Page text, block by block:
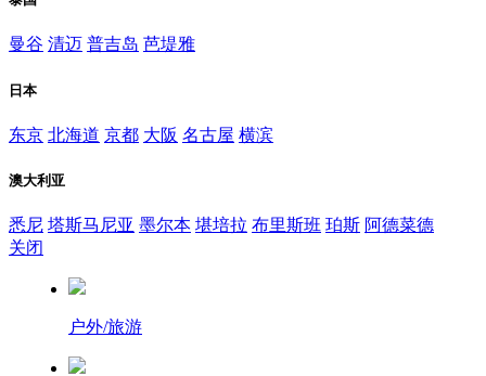
曼谷 清迈 普吉岛 芭堤雅
日本
东京 北海道 京都 大阪 名古屋 横滨
澳大利亚
悉尼 塔斯马尼亚 墨尔本 堪培拉 布里斯班 珀斯 阿德菜德
关闭
户外/旅游